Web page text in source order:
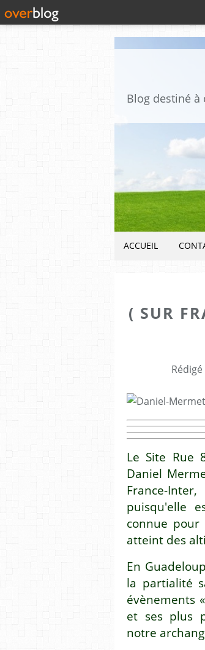
ACCUEIL
( SUR
Le Site Rue
Daniel
France-
puisqu'elle
connue
atteint des
En
la partialité
évènements
et ses plus
notre